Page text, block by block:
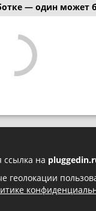
— один может
ссылка на
геолокации